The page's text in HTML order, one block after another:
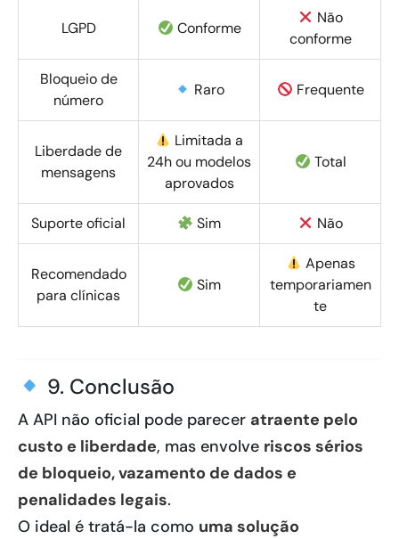
LGPD Conforme
Não
conforme
Bloqueio de
número
Raro Frequente
Liberdade de
mensagens
Limitada a
24h ou modelos
aprovados
Total
Suporte oficial Sim Não
Recomendado
para clínicas
Sim
Apenas
temporariamen
te
9. Conclusão
A API não oficial pode parecer atraente pelo
custo e liberdade, mas envolve riscos sérios
de bloqueio, vazamento de dados e
penalidades legais.
O ideal é tratá-la como uma solução